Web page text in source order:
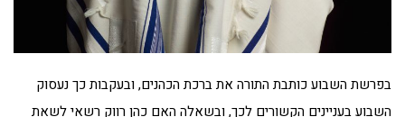
בפרשת השבוע כותבת התורה את ברכת הכהנים, ובעקבות כך נעסוק
השבוע בעניינים הקשורים לכך, ובשאלה האם כהן רווק רשאי לשאת